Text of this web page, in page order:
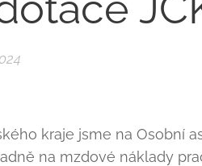
kraje jsme na Osobní
na mzdové náklady